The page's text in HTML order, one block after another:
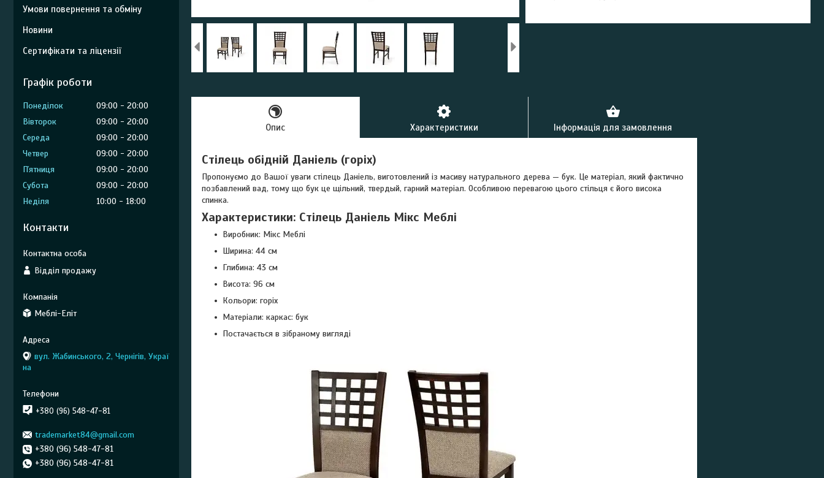
Опис Характеристики Інформація для замовлення
Стілець обідній Даніель (горіх)
Пропонуємо до Вашої уваги стілець Даніель, виготовлений із масиву натурального дерева — бук. Це матеріал, який фактично
позбавлений вад, тому що бук це щільний, твердый, гарний матеріал. Особливою перевагою цього стільця є його висока
спинка.
Характеристики: Стілець Даніель Мікс Меблі
Виробник: Мікс Меблі
Ширина: 44 см
Глибина: 43 см
Висота: 96 см
Кольори: горіх
Матеріали: каркас: бук
Постачається в зібраному вигляді
Умови повернення та обміну
Новини
Сертифікати та ліцензії
Графік роботи
Понеділок 09:00
20:00
Вівторок
09:00
20:00
Середа
09:00
20:00
Четвер
09:00
20:00
Пʼятниця
09:00
20:00
Субота
09:00
20:00
Неділя
10:00 18:00
Контакти
Відділ продажу
Меблі-Еліт
вул. Жабинського, 2, Чернігів, Украї
на
+380 (96) 548-47-81
trademarket84@gmail.com
+380 (96) 548-47-81
+380 (96) 548-47-81